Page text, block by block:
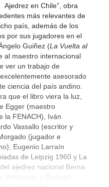
Ajedrez en Chile”, obra
más relevantes de
país, además de los
por sus jugadores en el
Guiñez (La Vuelta al
al maestro internacional
ver un trabajo de
asesorado
ciencia del país andino.
que el libro viera la luz,
Egger (maestro
la FENACH), Iván
Vassallo (escritor y
(jugador e
Eugenio Larraín
de Leipzig 1960 y La
ajedrez nacional Berna
Velásquez y Rodrigo